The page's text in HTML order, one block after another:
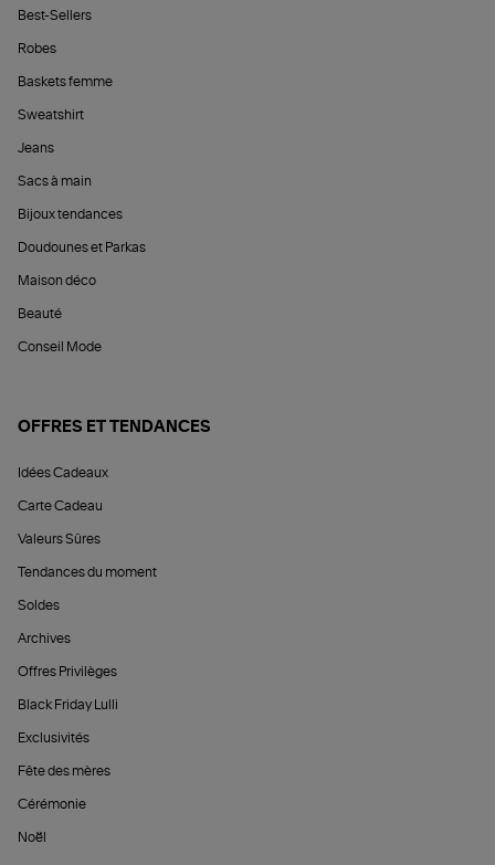
Best-Sellers
Robes
Baskets femme
Sweatshirt
Jeans
Sacs à main
Bijoux tendances
Doudounes et Parkas
Maison déco
Beauté
Conseil Mode
OFFRES ET TENDANCES
Idées Cadeaux
Carte Cadeau
Valeurs Sûres
Tendances du moment
Soldes
Archives
Offres Privilèges
Black Friday Lulli
Exclusivités
Fête des mères
Cérémonie
Noël